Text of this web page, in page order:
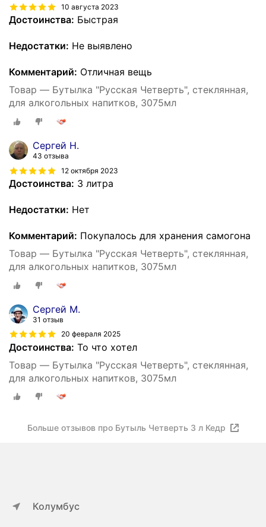
10 августа 2023
Достоинства: Быстрая
Недостатки: Не выявлено
Комментарий: Отличная вещь
Товар — Бутылка "Русская Четверть", стеклянная,
для алкогольных напитков, 3075мл
Сергей Н.
43 отзыва
12 октября 2023
Достоинства: 3 литра
Недостатки: Нет
Комментарий: Покупалось для хранения самогона
Товар — Бутылка "Русская Четверть", стеклянная,
для алкогольных напитков, 3075мл
Сергей М.
31 отзыв
20 февраля 2025
Достоинства: То что хотел
Товар — Бутылка "Русская Четверть", стеклянная,
для алкогольных напитков, 3075мл
Больше отзывов про Бутыль Четверть 3 л Кедр
Колумбус